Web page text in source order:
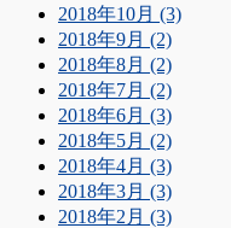
2018年10月 (3)
2018年9月 (2)
2018年8月 (2)
2018年7月 (2)
2018年6月 (3)
2018年5月 (2)
2018年4月 (3)
2018年3月 (3)
2018年2月 (3)